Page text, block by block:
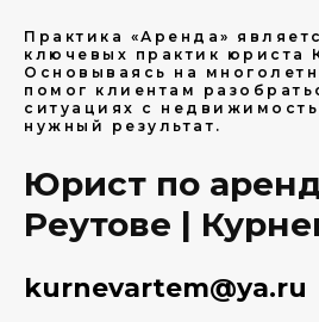
Практика «Аренда»
ключевых практик юриста
Основываясь на
помог клиентам
ситуациях с
нужный результат.
Юрист по
Реутове |
kurnevartem@ya.ru